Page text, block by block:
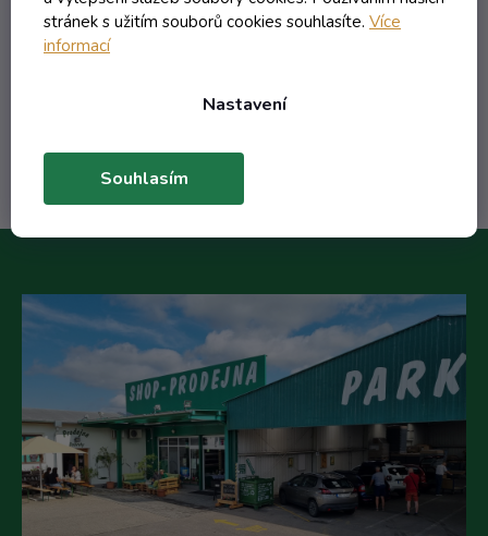
stránek s užitím souborů cookies souhlasíte. Více
informací
Nastavení
Souhlasím
1,93 Kč/ ks